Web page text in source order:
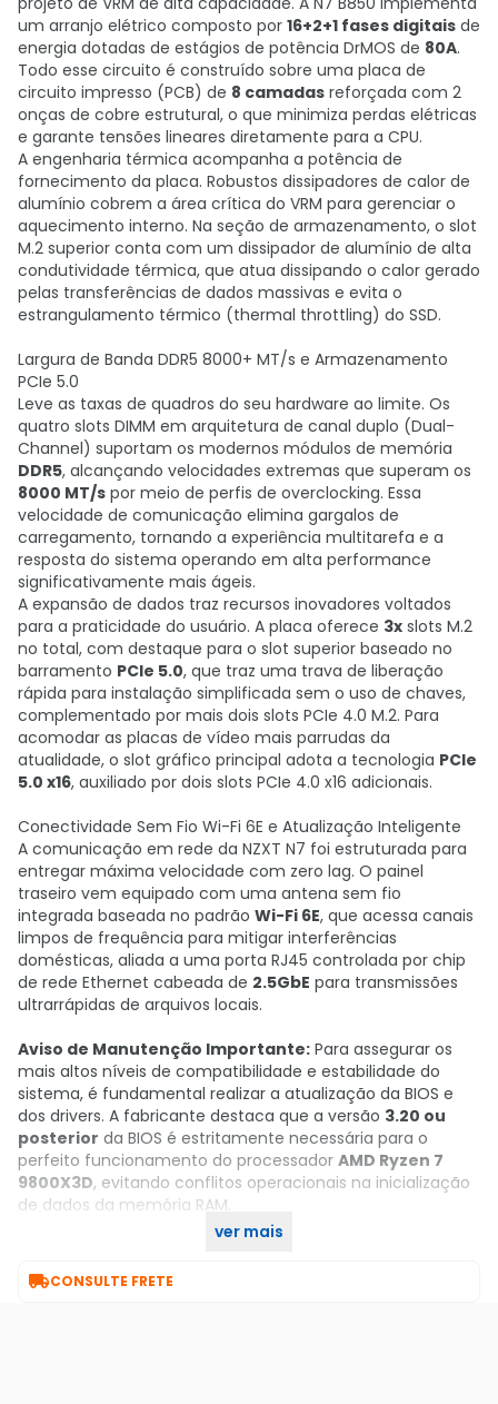
um arranjo elétrico composto por 16+2+1 fases digitais de
energia dotadas de estágios de potência DrMOS de 80A.
Todo esse circuito é construído sobre uma placa de
circuito impresso (PCB) de 8 camadas reforçada com 2
onças de cobre estrutural, o que minimiza perdas elétricas
e garante tensões lineares diretamente para a CPU.
A engenharia térmica acompanha a potência de
fornecimento da placa. Robustos dissipadores de calor de
alumínio cobrem a área crítica do VRM para gerenciar o
aquecimento interno. Na seção de armazenamento, o slot
M.2 superior conta com um dissipador de alumínio de alta
condutividade térmica, que atua dissipando o calor gerado
pelas transferências de dados massivas e evita o
estrangulamento térmico (thermal throttling) do SSD.
Largura de Banda DDR5 8000+ MT/s e Armazenamento
PCIe 5.0
Leve as taxas de quadros do seu hardware ao limite. Os
quatro slots DIMM em arquitetura de canal duplo (Dual-
Channel) suportam os modernos módulos de memória
DDR5, alcançando velocidades extremas que superam os
8000 MT/s por meio de perfis de overclocking. Essa
velocidade de comunicação elimina gargalos de
carregamento, tornando a experiência multitarefa e a
resposta do sistema operando em alta performance
significativamente mais ágeis.
A expansão de dados traz recursos inovadores voltados
para a praticidade do usuário. A placa oferece 3x slots M.2
no total, com destaque para o slot superior baseado no
barramento PCIe 5.0, que traz uma trava de liberação
rápida para instalação simplificada sem o uso de chaves,
complementado por mais dois slots PCIe 4.0 M.2. Para
acomodar as placas de vídeo mais parrudas da
atualidade, o slot gráfico principal adota a tecnologia PCIe
5.0 x16, auxiliado por dois slots PCIe 4.0 x16 adicionais.
Conectividade Sem Fio Wi-Fi 6E e Atualização Inteligente
A comunicação em rede da NZXT N7 foi estruturada para
entregar máxima velocidade com zero lag. O painel
traseiro vem equipado com uma antena sem fio
integrada baseada no padrão Wi-Fi 6E, que acessa canais
limpos de frequência para mitigar interferências
domésticas, aliada a uma porta RJ45 controlada por chip
de rede Ethernet cabeada de 2.5GbE para transmissões
ultrarrápidas de arquivos locais.
Aviso de Manutenção Importante: Para assegurar os
mais altos níveis de compatibilidade e estabilidade do
sistema, é fundamental realizar a atualização da BIOS e
dos drivers. A fabricante destaca que a versão 3.20 ou
posterior da BIOS é estritamente necessária para o
perfeito funcionamento do processador AMD Ryzen 7
9800X3D, evitando conflitos operacionais na inicialização
de dados da memória RAM.
ver mais
CONSULTE FRETE